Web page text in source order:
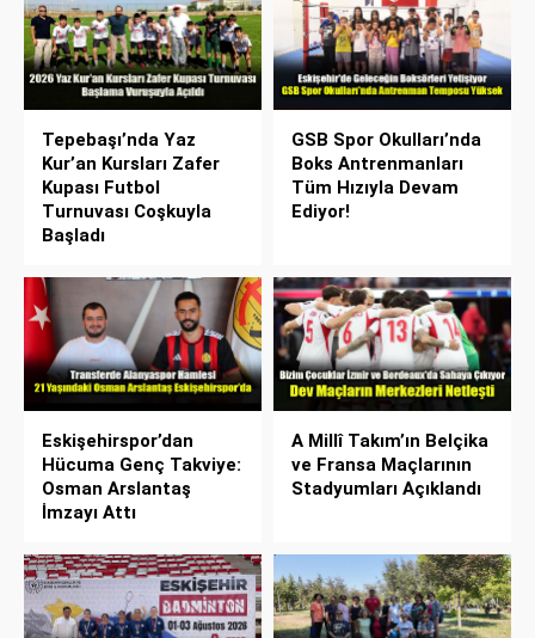
Tepebaşı’nda Yaz
Kur’an Kursları Zafer
Kupası Futbol
Turnuvası Coşkuyla
Başladı
GSB Spor Okulları’nda
Boks Antrenmanları
Tüm Hızıyla Devam
Ediyor!
Eskişehirspor’dan
Hücuma Genç Takviye:
Osman Arslantaş
İmzayı Attı
A Millî Takım’ın Belçika
ve Fransa Maçlarının
Stadyumları Açıklandı